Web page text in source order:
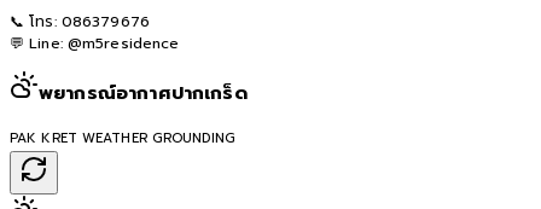
📞 โทร: 086379676
💬 Line: @m5residence
พยากรณ์อากาศปากเกร็ด
PAK KRET WEATHER GROUNDING